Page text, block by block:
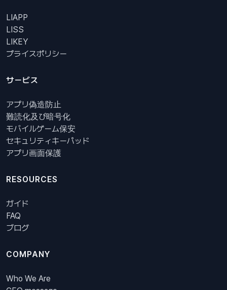
LIAPP
LISS
LIKEY
プライスポリシー
サービス
アプリ偽造防止
難読化及び暗号化
モバイルゲーム保安
セキュリティキーパッド
アプリ画面保護
RESOURCES
ガイド
FAQ
ブログ
COMPANY
Who We Are